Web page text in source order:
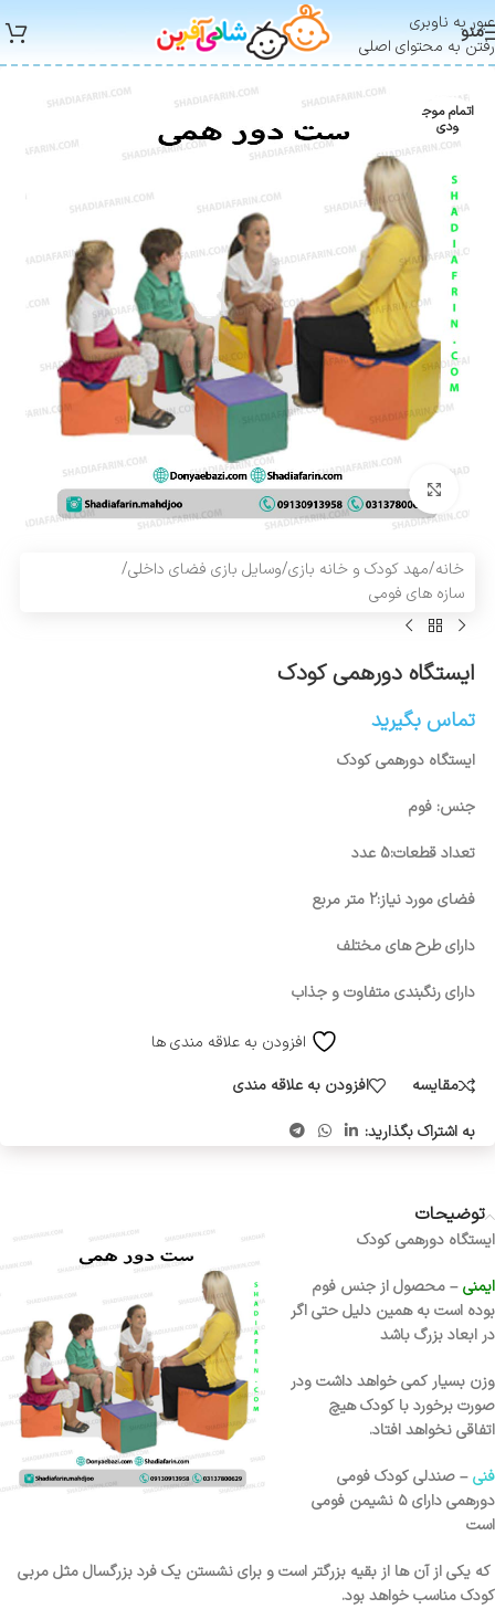
عبور به ناوبری
رفتن به محتوای اصلی
منو
اتمام موج
ودی
بزرگنمایی تصویر
خانه/مهد کودک و خانه بازی/وسایل بازی فضای داخلی/
سازه های فومی
ایستگاه دورهمی کودک
تماس بگیرید
ایستگاه دورهمی کودک
جنس: فوم
تعداد قطعات:5 عدد
فضای مورد نیاز:2 متر مربع
دارای طرح های مختلف
دارای رنگبندی متفاوت و جذاب
افزودن به علاقه مندی ها
مقایسه
افزودن به علاقه مندی
به اشتراک بگذارید:
توضیحات
ایستگاه دورهمی کودک
ایمنی– محصول از جنس فوم
بوده است به همین دلیل حتی اگر
در ابعاد بزرگ باشد
وزن بسیار کمی خواهد داشت ودر
صورت برخورد با کودک هیچ
اتفاقی نخواهد افتاد.
فنی– صندلی کودک فومی
دورهمی دارای ۵ نشیمن فومی
است
که یکی از آن ها از بقیه بزرگتر است و برای نشستن یک فرد بزرگسال مثل مربی
کودک مناسب خواهد بود.